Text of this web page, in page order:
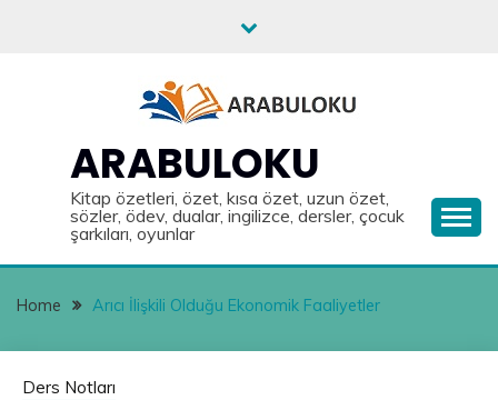
ARABULOKU
Kitap özetleri, özet, kısa özet, uzun özet,
sözler, ödev, dualar, ingilizce, dersler, çocuk
şarkıları, oyunlar
Home Arıcı İlişkili Olduğu Ekonomik Faaliyetler
Ders Notları